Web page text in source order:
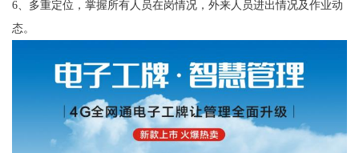
6、多重定位，掌握所有人员在岗情况，外来人员进出情况及作业动
态。